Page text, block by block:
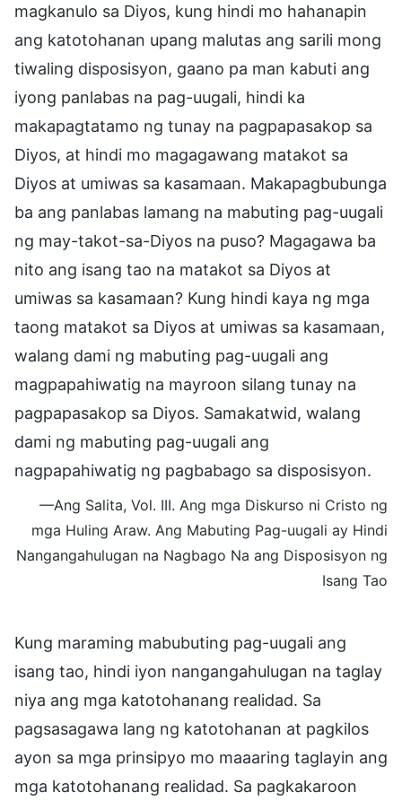
magkanulo sa Diyos, kung hindi mo hahanapin
ang katotohanan upang malutas ang sarili mong
tiwaling disposisyon, gaano pa man kabuti ang
iyong panlabas na pag-uugali, hindi ka
makapagtatamo ng tunay na pagpapasakop sa
Diyos, at hindi mo magagawang matakot sa
Diyos at umiwas sa kasamaan. Makapagbubunga
ba ang panlabas lamang na mabuting pag-uugali
ng may-takot-sa-Diyos na puso? Magagawa ba
nito ang isang tao na matakot sa Diyos at
umiwas sa kasamaan? Kung hindi kaya ng mga
taong matakot sa Diyos at umiwas sa kasamaan,
walang dami ng mabuting pag-uugali ang
magpapahiwatig na mayroon silang tunay na
pagpapasakop sa Diyos. Samakatwid, walang
dami ng mabuting pag-uugali ang
nagpapahiwatig ng pagbabago sa disposisyon.
—Ang Salita, Vol. III. Ang mga Diskurso ni Cristo ng
mga Huling Araw. Ang Mabuting Pag-uugali ay Hindi
Nangangahulugan na Nagbago Na ang Disposisyon ng
Isang Tao
Kung maraming mabubuting pag-uugali ang
isang tao, hindi iyon nangangahulugan na taglay
niya ang mga katotohanang realidad. Sa
pagsasagawa lang ng katotohanan at pagkilos
ayon sa mga prinsipyo mo maaaring taglayin ang
mga katotohanang realidad. Sa pagkakaroon